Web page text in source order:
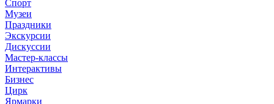
Спорт
Музеи
Праздники
Экскурсии
Дискуссии
Мастер-классы
Интерактивы
Бизнес
Цирк
Ярмарки